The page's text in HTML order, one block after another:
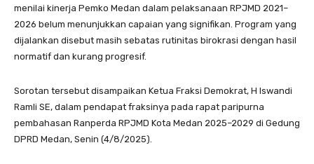
menilai kinerja Pemko Medan dalam pelaksanaan RPJMD 2021–
2026 belum menunjukkan capaian yang signifikan. Program yang
dijalankan disebut masih sebatas rutinitas birokrasi dengan hasil
normatif dan kurang progresif.
Sorotan tersebut disampaikan Ketua Fraksi Demokrat, H Iswandi
Ramli SE, dalam pendapat fraksinya pada rapat paripurna
pembahasan Ranperda RPJMD Kota Medan 2025–2029 di Gedung
DPRD Medan, Senin (4/8/2025).